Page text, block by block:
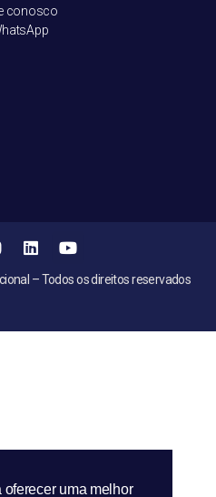
uma melhor
conosco
– Todos os direitos reservados